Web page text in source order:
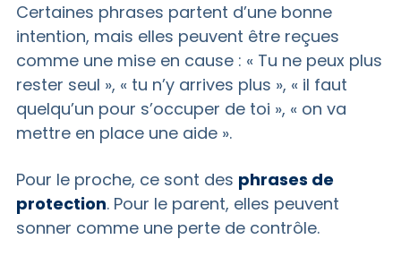
Certaines phrases partent d’une bonne
intention, mais elles peuvent être reçues
comme une mise en cause : « Tu ne peux plus
rester seul », « tu n’y arrives plus », « il faut
quelqu’un pour s’occuper de toi », « on va
mettre en place une aide ».
Pour le proche, ce sont des phrases de
protection. Pour le parent, elles peuvent
sonner comme une perte de contrôle.